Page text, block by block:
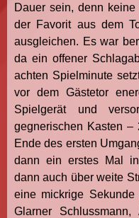
Dauer sein, denn
der Favorit aus dem
ausgleichen. Es war
da ein offener
achten Spielminute
vor dem Gästetor
Spielgerät und
gegnerischen Kasten –
Ende des ersten
dann ein erstes Mal
dann auch über weite
eine mickrige
Glarner